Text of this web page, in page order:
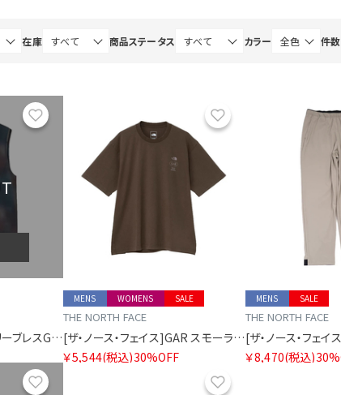
在庫 商品ステータス カラー 件数
[ザ・ノース・フェイス]スリーブレスGTDメランジクルー
SALE
MENS WOMENS
THE NORTH FACE
[ザ・ノース・フェイス]GAR スモーラータイポグラフィックショートスリーブティー
￥5,544(税込)30%OFF
SALE
MENS
THE NORTH FACE
￥8,470(税込)